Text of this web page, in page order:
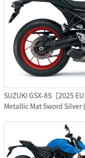
SUZUKI GSX-8S［2025
Metallic Mat Sword Silver